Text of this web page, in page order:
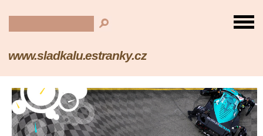
www.sladkalu.estranky.cz